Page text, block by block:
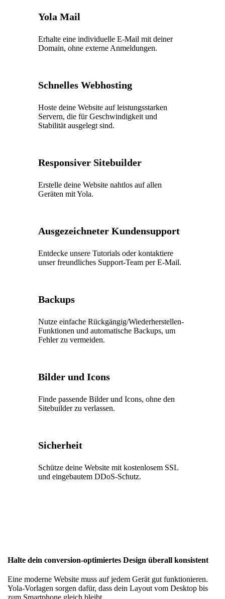
Yola Mail
Erhalte eine individuelle E-Mail mit deiner
Domain, ohne externe Anmeldungen.
Schnelles Webhosting
Hoste deine Website auf leistungsstarken
Servern, die für Geschwindigkeit und
Stabilität ausgelegt sind.
Responsiver Sitebuilder
Erstelle deine Website nahtlos auf allen
Geräten mit Yola.
Ausgezeichneter Kundensupport
Entdecke unsere Tutorials oder kontaktiere
unser freundliches Support-Team per E-Mail.
Backups
Nutze einfache Rückgängig/Wiederherstellen-
Funktionen und automatische Backups, um
Fehler zu vermeiden.
Bilder und Icons
Finde passende Bilder und Icons, ohne den
Sitebuilder zu verlassen.
Sicherheit
Schütze deine Website mit kostenlosem SSL
und eingebautem DDoS-Schutz.
Halte dein conversion-optimiertes Design überall konsistent
Eine moderne Website muss auf jedem Gerät gut funktionieren.
Yola-Vorlagen sorgen dafür, dass dein Layout vom Desktop bis
zum Smartphone gleich bleibt.